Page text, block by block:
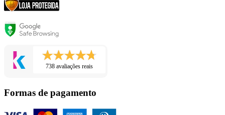
738 avaliações reais
Formas de pagamento